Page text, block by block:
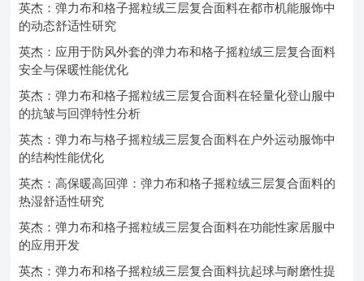
英杰：弹力布和格子摇粒绒三层复合面料在都市机能服饰中
的动态舒适性研究
英杰：应用于防风外套的弹力布和格子摇粒绒三层复合面料
安全与保暖性能优化
英杰：弹力布和格子摇粒绒三层复合面料在轻量化登山服中
的抗皱与回弹特性分析
英杰：弹力布与格子摇粒绒三层复合面料在户外运动服饰中
的结构性能优化
英杰：高保暖高回弹：弹力布和格子摇粒绒三层复合面料的
热湿舒适性研究
英杰：弹力布和格子摇粒绒三层复合面料在功能性家居服中
的应用开发
英杰：弹力布和格子摇粒绒三层复合面料抗起球与耐磨性提